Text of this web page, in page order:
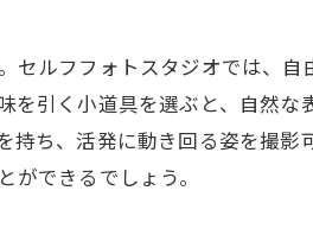
セルフフォトスタジオでは、自
引く小道具を選ぶと、自然な
ち、活発に動き回る姿を撮影
できるでしょう。